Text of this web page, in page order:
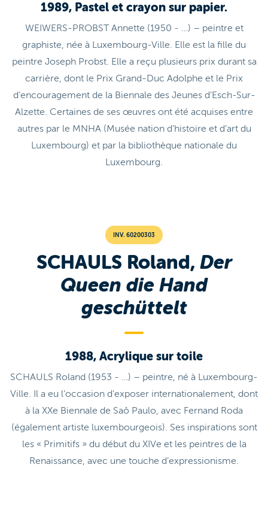
1989, Pastel et crayon sur papier.
WEIWERS-PROBST Annette (1950 - …) – peintre et
graphiste, née à Luxembourg-Ville. Elle est la fille du
peintre Joseph Probst. Elle a reçu plusieurs prix durant sa
carrière, dont le Prix Grand-Duc Adolphe et le Prix
d’encouragement de la Biennale des Jeunes d’Esch-Sur-
Alzette. Certaines de ses œuvres ont été acquises entre
autres par le MNHA (Musée nation d’histoire et d’art du
Luxembourg) et par la bibliothèque nationale du
Luxembourg.
INV. 60200303
SCHAULS Roland, Der
Queen die Hand
geschüttelt
1988, Acrylique sur toile
SCHAULS Roland (1953 - …) – peintre, né à Luxembourg-
Ville. Il a eu l’occasion d’exposer internationalement, dont
à la XXe Biennale de Saô Paulo, avec Fernand Roda
(également artiste luxembourgeois). Ses inspirations sont
les « Primitifs » du début du XIVe et les peintres de la
Renaissance, avec une touche d’expressionisme.